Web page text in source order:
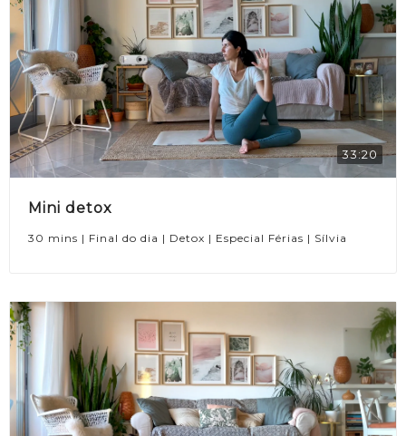
33:20
Mini detox
30 mins | Final do dia | Detox | Especial Férias | Sílvia